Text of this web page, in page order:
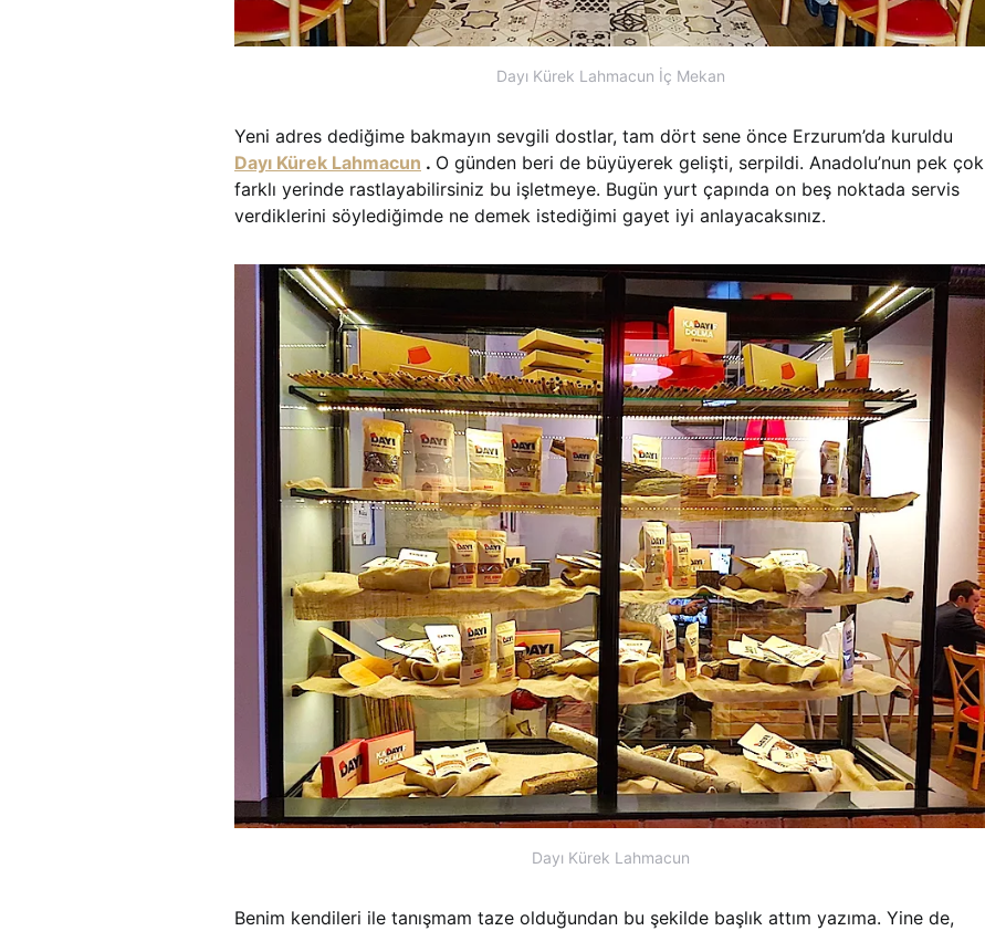
Dayı Kürek Lahmacun İç Mekan
Yeni adres dediğime bakmayın sevgili dostlar, tam dört sene önce Erzurum’da kuruldu
Dayı Kürek Lahmacun . O günden beri de büyüyerek gelişti, serpildi. Anadolu’nun pek çok
farklı yerinde rastlayabilirsiniz bu işletmeye. Bugün yurt çapında on beş noktada servis
verdiklerini söylediğimde ne demek istediğimi gayet iyi anlayacaksınız.
Dayı Kürek Lahmacun
Benim kendileri ile tanışmam taze olduğundan bu şekilde başlık attım yazıma. Yine de,